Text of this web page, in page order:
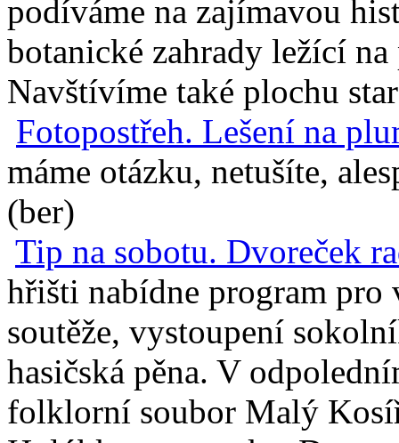
podíváme na zajímavou
botanické zahrady ležící
Navštívíme také plochu
Fotopostřeh. Lešení na
máme otázku, netušíte,
(ber)
Tip na sobotu. Dvoreček
hřišti nabídne program pro
soutěže, vystoupení
hasičská pěna. V
folklorní soubor Malý